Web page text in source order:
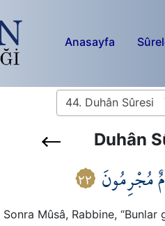
Anasayfa
44. Duhân Sûresi
Duhân
مُجْرِمُونَ ٢٢
Sonra Mûsâ, Rabbine,